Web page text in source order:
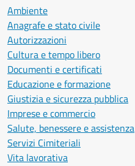
Ambiente
Anagrafe e stato civile
Autorizzazioni
Cultura e tempo libero
Documenti e certificati
Educazione e formazione
Giustizia e sicurezza pubblica
Imprese e commercio
Salute, benessere e assistenza
Servizi Cimiteriali
Vita lavorativa